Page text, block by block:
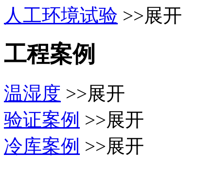
人工环境试验 >>展开
工程案例
温湿度 >>展开
验证案例 >>展开
冷库案例 >>展开